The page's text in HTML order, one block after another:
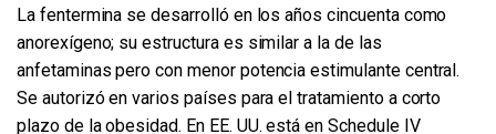
La fentermina se desarrolló en los años cincuenta como
anorexígeno; su estructura es similar a la de las
anfetaminas pero con menor potencia estimulante central.
Se autorizó en varios países para el tratamiento a corto
plazo de la obesidad. En EE. UU. está en Schedule IV